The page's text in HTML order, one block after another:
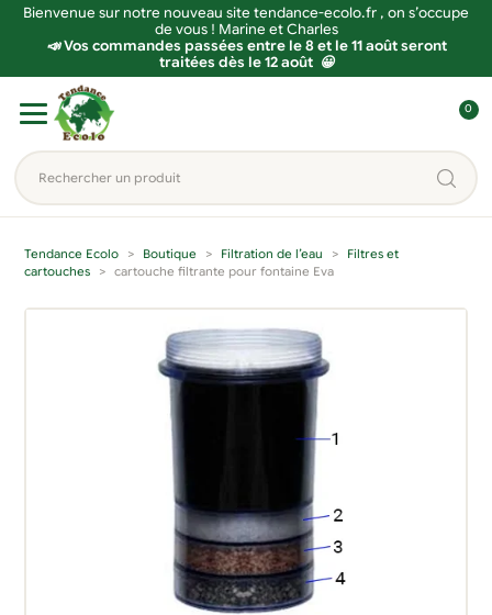
Bienvenue sur notre nouveau site tendance-ecolo.fr , on s’occupe
de vous ! Marine et Charles
📣 Vos commandes passées entre le 8 et le 11 août seront
traitées dès le 12 août 😀
navigation
contenu
Rechercher
un
produit...
o
n
0
Tendance Ecolo Boutique Filtration de l’eau
Filtres et
cartouches
cartouche filtrante pour fontaine Eva